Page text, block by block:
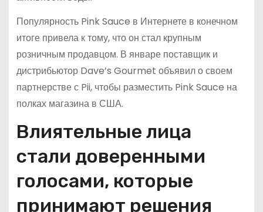
Популярность Pink Sauce в Интернете в конечном
итоге привела к тому, что он стал крупным
розничным продавцом. В январе поставщик и
дистрибьютор Dave’s Gourmet объявил о своем
партнерстве с Pii, чтобы разместить Pink Sauce на
полках магазина в США.
Влиятельные лица
стали доверенными
голосами, которые
принимают решения